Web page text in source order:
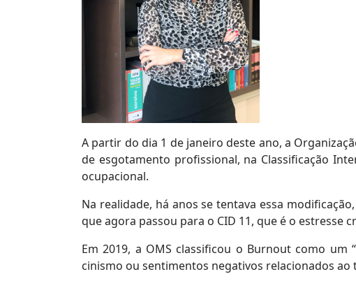
A partir do dia 1 de janeiro deste ano, a
de esgotamento profissional, na Classificação
ocupacional.
Na realidade, há anos se tentava essa
que agora passou para o CID 11, que é o estresse
Em 2019, a OMS classificou o Burnout como um
cinismo ou sentimentos negativos relacionados